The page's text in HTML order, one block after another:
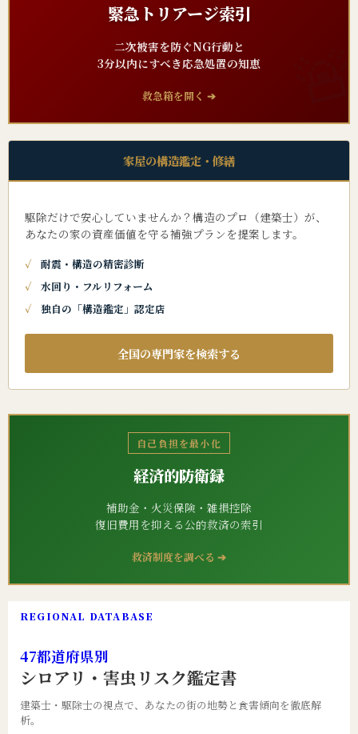
緊急トリアージ索引
二次被害を防ぐNG行動と
3分以内にすべき応急処置の知恵
救急箱を開く ➔
家屋の構造鑑定・修繕
駆除だけで安心していませんか？構造のプロ（建築士）が、
あなたの家の資産価値を守る補強プランを提案します。
耐震・構造の精密診断
水回り・フルリフォーム
独自の「構造鑑定」認定店
全国の専門家を検索する
自己負担を最小化
経済的防衛録
補助金・火災保険・雑損控除
復旧費用を抑える公的救済の索引
救済制度を調べる ➔
REGIONAL DATABASE
47都道府県別
シロアリ・害虫リスク鑑定書
建築士・駆除士の視点で、あなたの街の地勢と食害傾向を徹底解
析。